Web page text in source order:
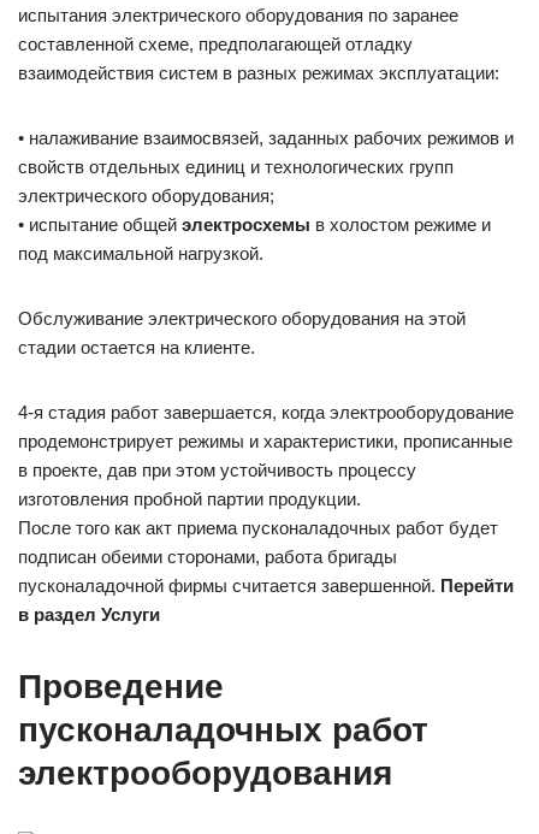
испытания электрического оборудования по заранее
составленной схеме, предполагающей отладку
взаимодействия систем в разных режимах эксплуатации:
• налаживание взаимосвязей, заданных рабочих режимов и
свойств отдельных единиц и технологических групп
электрического оборудования;
• испытание общей электросхемы в холостом режиме и
под максимальной нагрузкой.
Обслуживание электрического оборудования на этой
стадии остается на клиенте.
4-я стадия работ завершается, когда электрооборудование
продемонстрирует режимы и характеристики, прописанные
в проекте, дав при этом устойчивость процессу
изготовления пробной партии продукции.
После того как акт приема пусконаладочных работ будет
подписан обеими сторонами, работа бригады
пусконаладочной фирмы считается завершенной. Перейти
в раздел Услуги
Проведение
пусконаладочных работ
электрооборудования